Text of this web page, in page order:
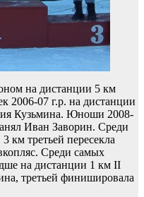
на дистанции 5 км
2006-07 г.р. на дистанции
Кузьмина. Юноши 2008-
Иван Заворин. Среди
км третьей пересекла
Среди самых
на дистанции 1 км II
третьей финишировала